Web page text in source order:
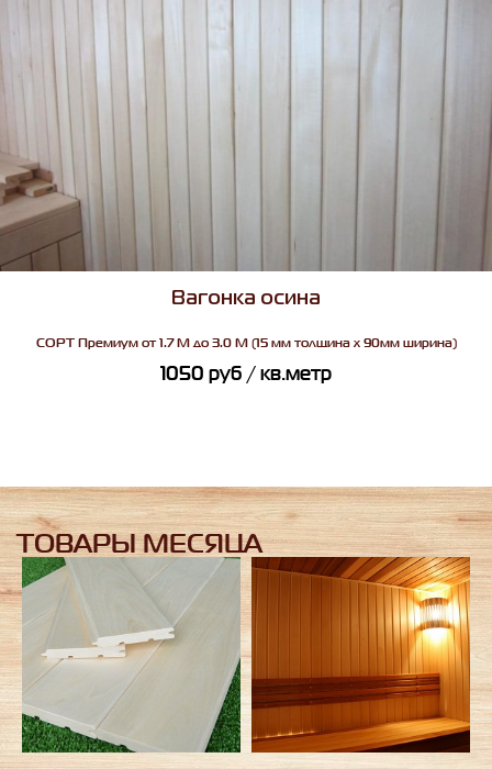
Вагонка осина
СОРТПремиум от 1.7 М до 3.0 М (15 мм толщина х 90мм ширина)
1050руб/ кв.метр
ТОВАРЫ МЕСЯЦА